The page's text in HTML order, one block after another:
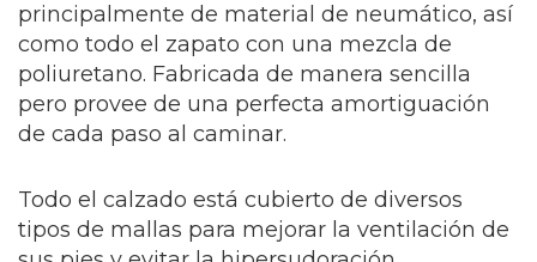
principalmente de material de neumático, así
como todo el zapato con una mezcla de
poliuretano. Fabricada de manera sencilla
pero provee de una perfecta amortiguación
de cada paso al caminar.
Todo el calzado está cubierto de diversos
tipos de mallas para mejorar la ventilación de